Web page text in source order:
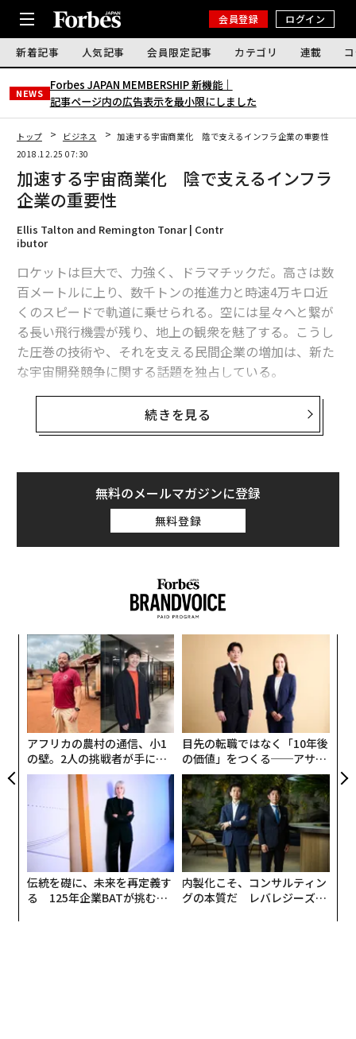
会員登録 ログイン
新着記事 人気記事 会員限定記事 カテゴリ 連載
NEWS
Forbes JAPAN MEMBERSHIP 新機能｜
記事ページ内の広告表示を最小限にしました
トップ ビジネス
加速する宇宙商業化 陰で支えるインフラ企業の重要性
2018.12.25 07:30
加速する宇宙商業化 陰で支えるインフラ
企業の重要性
Ellis Talton and Remington Tonar | Contr
ibutor
ロケットは巨大で、力強く、ドラマチックだ。高さは数
百メートルに上り、数千トンの推進力と時速4万キロ近
くのスピードで軌道に乗せられる。空には星々へと繋が
る長い飛行機雲が残り、地上の観衆を魅了する。こうし
た圧巻の技術や、それを支える民間企業の増加は、新た
な宇宙開発競争に関する話題を独占している。
しかし、スペースXやブルーオリジン、オービタルAKT、
ユナイテッド・ローンチ・アライアンスといった企業が
商業化の実現と持続を可能にするインフラの構築に取り
組む数十の企業のことは見過ごされがちだ。
宇宙は危険な場所であり、ロケットはそこに到達するの
に必要である一方、宇宙滞在中に人々が安全に暮らし、
る責任は、宇宙生活のためのインフラを整備する小規模
ながらも成長中の企業がますます担うようになってい
る。
続きを見る
無料のメールマガジンに登録
無料登録
アフリカの農村の通信、小1
の壁。2人の挑戦者が手にし
た「次なる武器」
目先の転職ではなく「10年後
の価値」をつくる──アサイ
ンの長期伴走型支援とは
伝統を礎に、未来を再定義す
る 125年企業BATが挑むス
内製化こそ、コンサルティン
グの本質だ レバレジーズが